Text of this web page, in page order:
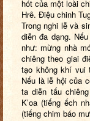
hót của một loài
Hrê. Điệu chinh
Trong nghi lễ và
diễn đa dạng.
như: mừng nhà
chiêng theo giai
tạo không khí vui
Nếu là lễ hội của
ta diễn tấu
K’oa (tiếng ếch
(tiếng chim báo